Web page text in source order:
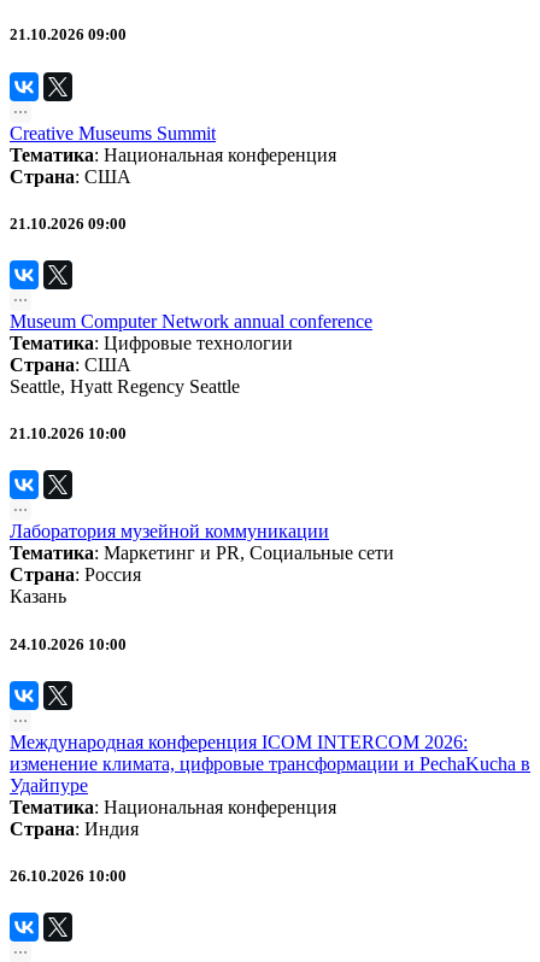
21.10.2026 09:00
Creative Museums Summit
Тематика: Национальная конференция
Страна: США
21.10.2026 09:00
Museum Computer Network annual conference
Тематика: Цифровые технологии
Страна: США
Seattle, Hyatt Regency Seattle
21.10.2026 10:00
Лаборатория музейной коммуникации
Тематика: Маркетинг и PR, Социальные сети
Страна: Россия
Казань
24.10.2026 10:00
Международная конференция ICOM INTERCOM 2026:
изменение климата, цифровые трансформации и PechaKucha в
Удайпуре
Тематика: Национальная конференция
Страна: Индия
26.10.2026 10:00